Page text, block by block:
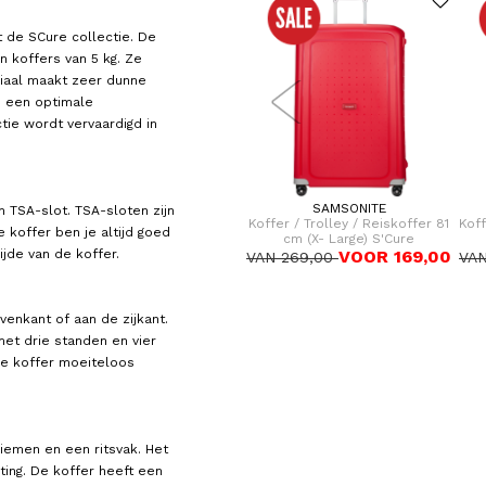
SCure collectie. De
koffers van 5 kg. Ze
maakt zeer dunne
een optimale
wordt vervaardigd in
TSA-slot. TSA-sloten zijn
koffer ben je altijd goed
van de koffer.
of aan de zijkant.
drie standen en vier
koffer moeiteloos
en een ritsvak. Het
De koffer heeft een
75
SAMSONITE
Koffer / Trolley / Reiskoffer 69
cm (Medium) S'Cure
VAN 229,00
SAMSONITE
Koffer / Trolley / Reiskoffer 81
cm (X- Large) S'Cure
VAN 269,00VOOR 169,00